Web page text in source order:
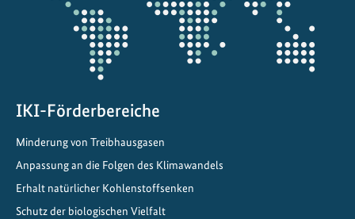
k
u
n
i
IKI-Förderbereiche
Minderung von Treibhausgasen
Anpassung an die Folgen des Klimawandels
Erhalt natürlicher Kohlenstoffsenken
Schutz der biologischen Vielfalt